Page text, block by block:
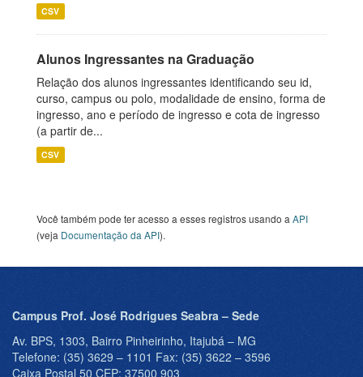
CSV
Alunos Ingressantes na Graduação
Relação dos alunos ingressantes identificando seu id,
curso, campus ou polo, modalidade de ensino, forma de
ingresso, ano e período de ingresso e cota de ingresso
(a partir de...
CSV
Você também pode ter acesso a esses registros usando a API
(veja Documentação da API).
Campus Prof. José Rodrigues Seabra – Sede
Av. BPS, 1303, Bairro Pinheirinho, Itajubá – MG
Telefone: (35) 3629 – 1101 Fax: (35) 3622 – 3596
Caixa Postal 50 CEP: 37500 903